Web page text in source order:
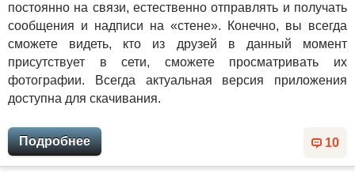
постоянно на связи, естественно отправлять и получать
сообщения и надписи на «стене». Конечно, вы всегда
сможете видеть, кто из друзей в данный момент
присутствует в сети, сможете просматривать их
фотографии. Всегда актуальная версия приложения
доступна для скачивания.
10
Подробнее